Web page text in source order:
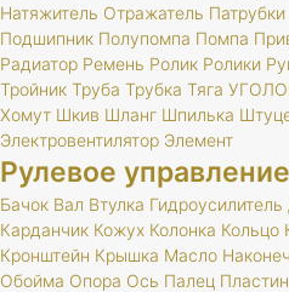
Натяжитель Отражатель Патрубки
Подшипник Полупомпа Помпа
Радиатор Ремень Ролик Ролики
Тройник Труба Трубка Тяга
Хомут Шкив Шланг Шпилька
Электровентилятор Элемент
Рулевое управление
Бачок Вал Втулка Гидроусилитель
Карданчик Кожух Колонка Кольцо
Кронштейн Крышка Масло
Обойма Опора Ось Палец